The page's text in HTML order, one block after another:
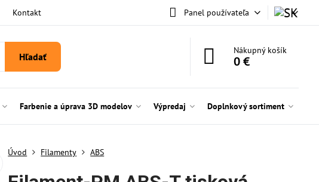
Kontakt Panel používateľa
Hľadať
Nákupný košík
0 €
Farbenie a úprava 3D modelov Výpredaj Doplnkový sortiment
Úvod Filamenty ABS